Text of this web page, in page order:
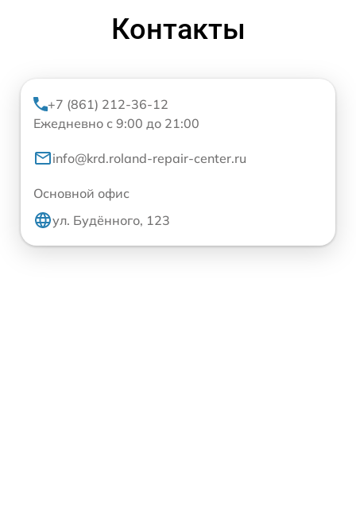
Контакты
+7 (861) 212-36-12
Ежедневно с 9:00 до 21:00
info@krd.roland-repair-center.ru
Основной офис
ул. Будённого, 123